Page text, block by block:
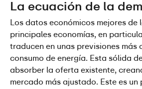
La ecuación de la
Los datos económicos mejores
principales economías, en
traducen en unas previsiones más
consumo de energía. Esta sólida
absorber la oferta existente,
mercado más ajustado. Este es un